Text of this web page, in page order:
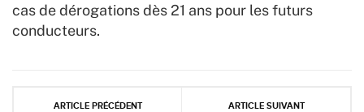
cas de dérogations dès 21 ans pour les futurs
conducteurs.
ARTICLE PRÉCÉDENT ARTICLE SUIVANT